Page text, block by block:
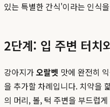
있는 특별한 간식'이라는 인식
2단계: 입 주변 터치
강아지가오랄벳 맛에 완전히
을 추가할 차례입니다. 치약을
의 머리, 볼, 턱 주변을 부드럽